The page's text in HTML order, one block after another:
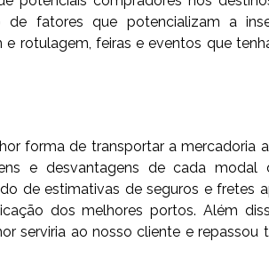
de fatores que potencializam a
rotulagem, feiras e eventos que
forma de transportar a mercadoria
e desvantagens de cada
de estimativas de seguros e fretes
dos melhores portos. Além
serviria ao nosso cliente e